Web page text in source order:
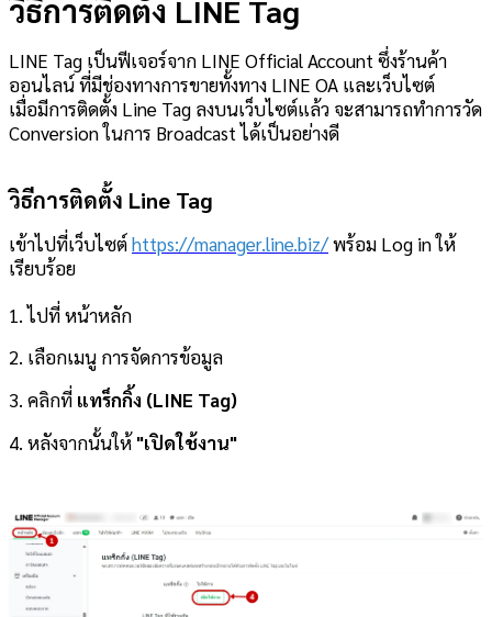
วิธีการติดตั้ง LINE Tag
LINE Tag เป็นฟีเจอร์จาก LINE Official Account ซึ่งร้านค้า
ออนไลน์ ที่มีช่องทางการขายทั้งทาง LINE OA และเว็บไซต์
เมื่อมีการติดตั้ง Line Tag ลงบนเว็บไซต์แล้ว จะสามารถทำการวัด
Conversion ในการ Broadcast ได้เป็นอย่างดี
วิธีการติดตั้ง Line Tag
เข้าไปที่เว็บไซต์https://manager.line.biz/พร้อม Log in ให้
เรียบร้อย
1. ไปที่ หน้าหลัก
2. เลือกเมนู การจัดการข้อมูล
3. คลิกที่ แทร็กกิ้ง (LINE Tag)
4. หลังจากนั้นให้ "เปิดใช้งาน"